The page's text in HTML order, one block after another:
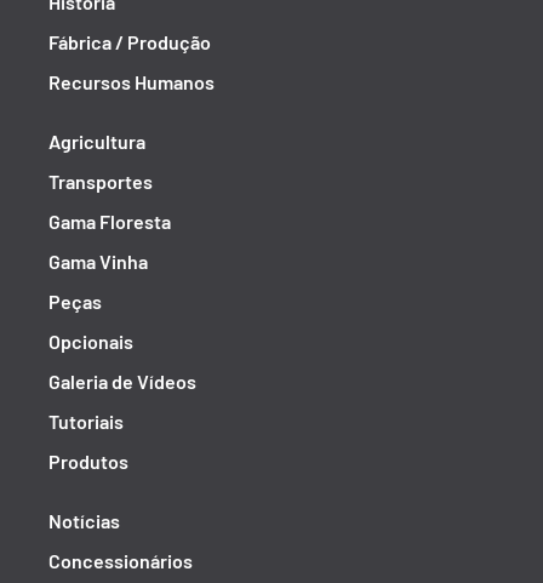
Fábrica / Produção
Recursos Humanos
Agricultura
Transportes
Gama Floresta
Gama Vinha
Peças
Opcionais
Galeria de Vídeos
Tutoriais
Produtos
Notícias
Concessionários